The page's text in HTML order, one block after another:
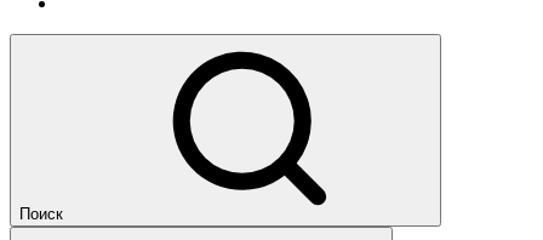
Поиск